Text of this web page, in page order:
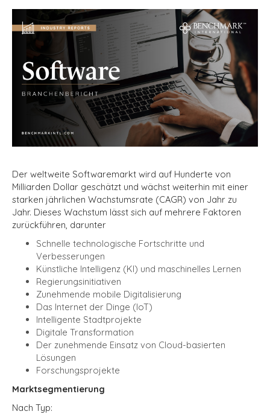
Der weltweite Softwaremarkt wird auf Hunderte von
Milliarden Dollar geschätzt und wächst weiterhin mit einer
starken jährlichen Wachstumsrate (CAGR) von Jahr zu
Jahr. Dieses Wachstum lässt sich auf mehrere Faktoren
zurückführen, darunter
Schnelle technologische Fortschritte und
Verbesserungen
Künstliche Intelligenz (KI) und maschinelles Lernen
Regierungsinitiativen
Zunehmende mobile Digitalisierung
Das Internet der Dinge (IoT)
Intelligente Stadtprojekte
Digitale Transformation
Der zunehmende Einsatz von Cloud-basierten
Lösungen
Forschungsprojekte
Marktsegmentierung
Nach Typ: